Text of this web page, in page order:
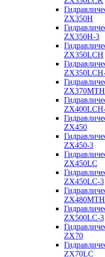
ZX350H
ZX350H-3
ZX350LCH
ZX370MTH
ZX450
ZX450-3
ZX450LC
ZX450LC-3
ZX480MTH
ZX500LC-3
ZX70
ZX70LC